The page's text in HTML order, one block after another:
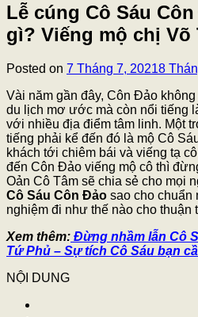
Lễ cúng Cô Sáu
gì? Viếng mộ chị Võ
Posted on 7 Tháng 7, 20218
Vài năm gần đây, Côn Đảo
du lịch mơ ước mà còn nổi tiếng
với nhiều địa điểm tâm linh. Một
tiếng phải kể đến đó là mộ Cô
khách tới chiêm bái và viếng tạ
đến Côn Đảo viếng mộ cô thì
Oản Cô Tâm sẽ chia sẻ cho mọi
Cô Sáu Côn Đảo sao cho chuẩn
nghiệm đi như thế nào cho thuận
Xem thêm: Đừng nhầm lẫn Cô
Tứ Phủ – Sự tích Cô Sáu bạn
NỘI DUNG